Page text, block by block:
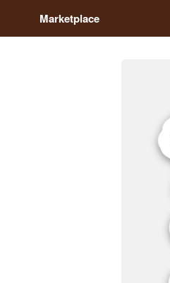
Marketplace